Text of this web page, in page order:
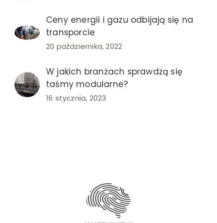
Ceny energii i gazu odbijają się na
transporcie
20 października, 2022
W jakich branżach sprawdzą się
taśmy modularne?
16 stycznia, 2023